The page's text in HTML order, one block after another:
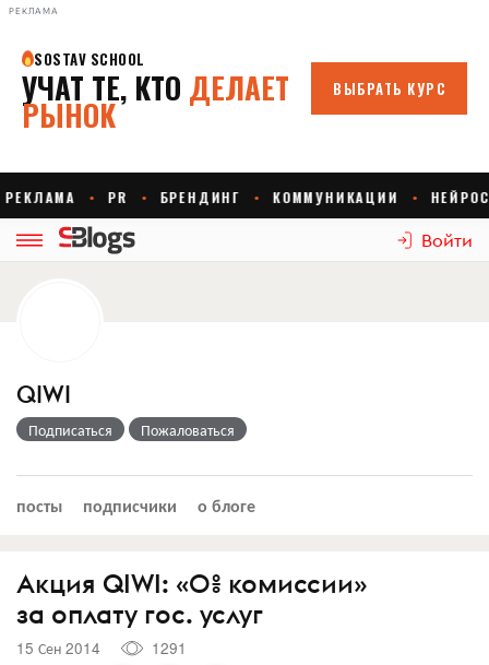
РЕКЛАМА
Войти
QIWI
Подписаться Пожаловаться
посты подписчики о блоге
Акция QIWI: «0% комиссии»
за оплату гос. услуг
15 Сен 2014
1291